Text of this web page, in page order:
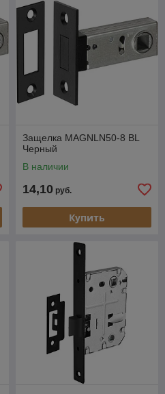
Защелка MAGNLN50-8 BL
Черный
В наличии
14,10 руб.
Купить